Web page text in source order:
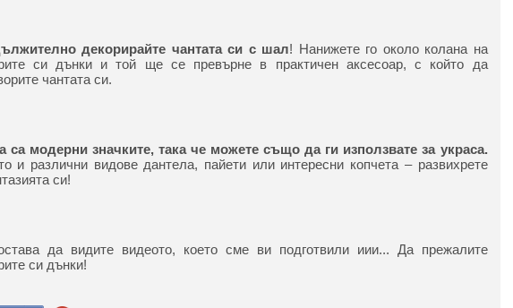
декорирайте чантата си с шал! Нанижете го около колана на
си дънки и той ще се превърне в практичен аксесоар, с който да
чантата си.
са модерни значките, така че можете също да ги използвате за украса.
и различни видове дантела, пайети или интересни копчета – развихрете
си!
да видите видеото, което сме ви подготвили иии... Да прежалите
си дънки!